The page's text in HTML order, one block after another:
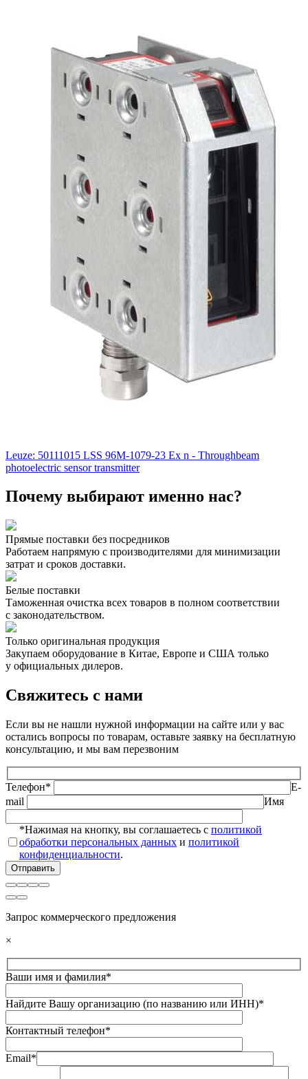
Leuze: 50111015 LSS 96M-1079-23 Ex n - Throughbeam
photoelectric sensor transmitter
Почему выбирают именно нас?
Прямые поставки без посредников
Работаем напрямую с производителями для минимизации
затрат и сроков доставки.
Белые поставки
Таможенная очистка всех товаров в полном соответствии
с законодательством.
Только оригинальная продукция
Закупаем оборудование в Китае, Европе и США только
у официальных дилеров.
Свяжитесь с нами
Если вы не нашли нужной информации на сайте или у вас
остались вопросы по товарам, оставьте заявку на бесплатную
консультацию, и мы вам перезвоним
Телефон*
E-
mail
Имя
*Нажимая на кнопку, вы соглашаетесь с политикой
обработки персональных данных и политикой
конфиденциальности.
Запрос коммерческого предложения
×
Ваши имя и фамилия*
Найдите Вашу организацию (по названию или ИНН)*
Контактный телефон*
Email*